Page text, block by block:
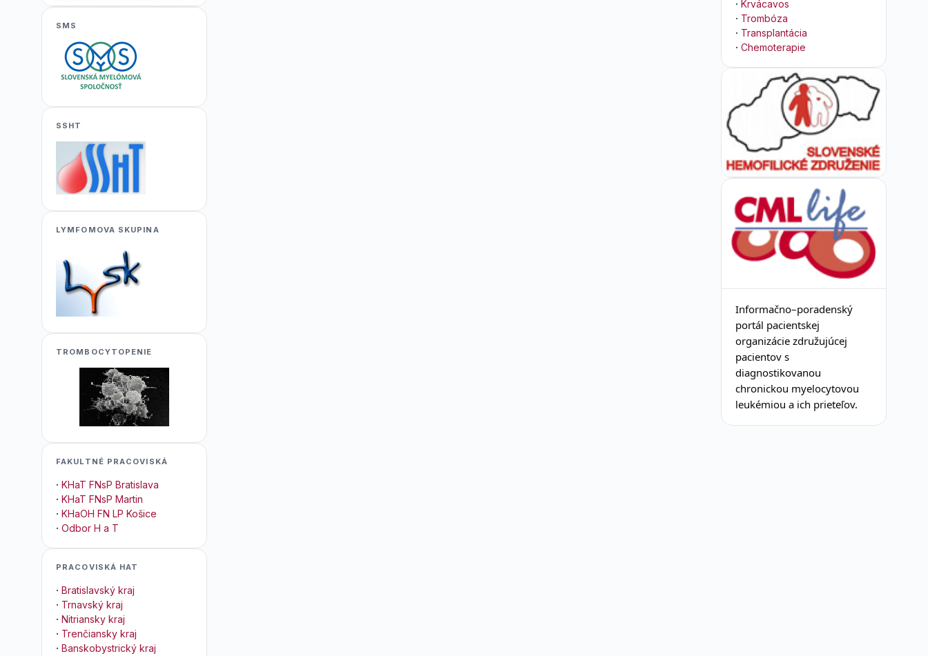
SMS
SSHT
LYMFOMOVA SKUPINA
TROMBOCYTOPENIE
FAKULTNÉ PRACOVISKÁ
· KHaT FNsP Bratislava
· KHaT FNsP Martin
· KHaOH FN LP Košice
· Odbor H a T
PRACOVISKÁ HAT
· Bratislavský kraj
· Trnavský kraj
· Nitriansky kraj
· Trenčiansky kraj
· Banskobystrický kraj
· Krvácavos
· Trombóza
· Transplantácia
· Chemoterapie
Informačno–poradenský
portál pacientskej
organizácie združujúcej
pacientov s
diagnostikovanou
chronickou myelocytovou
leukémiou a ich prieteľov.